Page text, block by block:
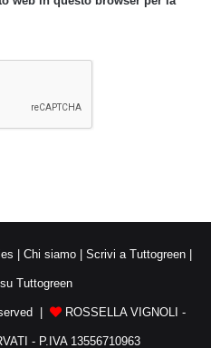
| Chi siamo| Scrivi a Tuttogreen|
Tuttogreen
| ROSSELLA VIGNOLI -
- P.IVA 13556710963